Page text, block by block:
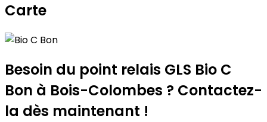
Carte
+
−
Besoin du point relais GLS Bio C
Bon à Bois-Colombes ? Contactez-
la dès maintenant !